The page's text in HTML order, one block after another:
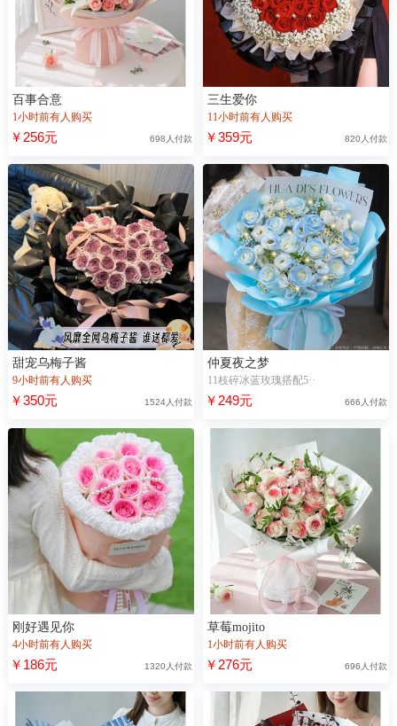
百事合意
1小时前有人购买
￥256元 698人付款
三生爱你
11小时前有人购买
￥359元 820人付款
甜宠乌梅子酱
9小时前有人购买
￥350元 1524人付款
仲夏夜之梦
11枝碎冰蓝玫瑰搭配5··
￥249元 666人付款
刚好遇见你
4小时前有人购买
￥186元 1320人付款
草莓mojito
1小时前有人购买
￥276元 696人付款